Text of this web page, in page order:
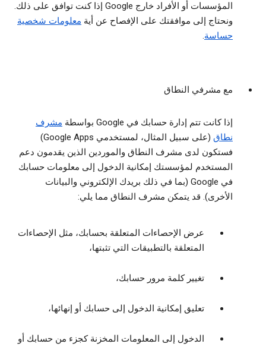
المؤسسات أو الأفراد خارج Google إذا كنت توافق على ذلك.
ونحتاج إلى موافقتك على الإفصاح عن أية معلومات شخصية
حساسة.
مع مشرفي النطاق
إذا كانت تتم إدارة حسابك في Google بواسطة
مشرف
نطاق
(على سبيل المثال، لمستخدمي Google Apps)
فستكون لدى مشرف النطاق والموردين الذين يقدمون دعم
المستخدم لمؤسستك إمكانية الدخول إلى معلومات حسابك
في Google (بما في ذلك بريدك الإلكتروني والبيانات
الأخرى). قد يتمكن مشرف النطاق مما يلي:
عرض الإحصاءات المتعلقة بحسابك، مثل الإحصاءات
المتعلقة بالتطبيقات التي تثبتها،
تغيير كلمة مرور حسابك،
تعليق إمكانية الدخول إلى حسابك أو إنهائها،
الدخول إلى المعلومات المخزنة كجزء من حسابك أو